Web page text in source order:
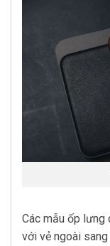
Các mẫu ốp
với vẻ ngoài